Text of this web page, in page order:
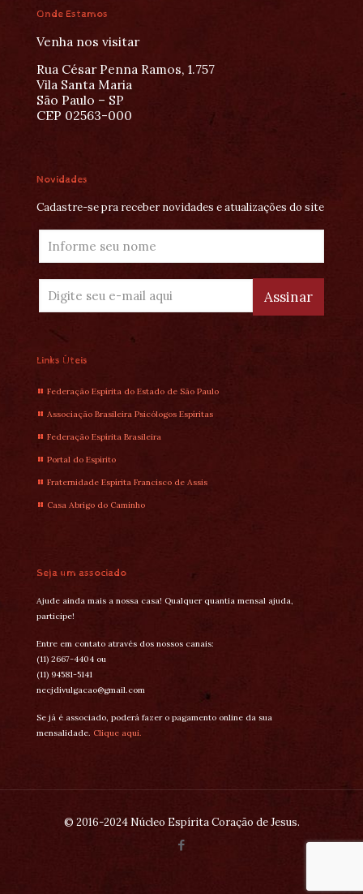
Onde Estamos
Venha nos visitar
Rua César Penna Ramos, 1.757
Vila Santa Maria
São Paulo – SP
CEP 02563-000
Novidades
Cadastre-se pra receber novidades e atualizações do site
Links Úteis
Federação Espírita do Estado de São Paulo
Associação Brasileira Psicólogos Espíritas
Federação Espírita Brasileira
Portal do Espírito
Fraternidade Espírita Francisco de Assis
Casa Abrigo do Caminho
Seja um associado
Ajude ainda mais a nossa casa! Qualquer quantia mensal ajuda,
participe!
Entre em contato através dos nossos canais:
(11) 2667-4404 ou
(11) 94581-5141
necjdivulgacao@gmail.com
Se já é associado, poderá fazer o pagamento online da sua
mensalidade. Clique aqui.
© 2016-2024 Núcleo Espírita Coração de Jesus.